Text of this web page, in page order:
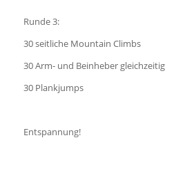
Runde 3:
30 seitliche Mountain Climbs
30 Arm- und Beinheber gleichzeitig
30 Plankjumps
Entspannung!